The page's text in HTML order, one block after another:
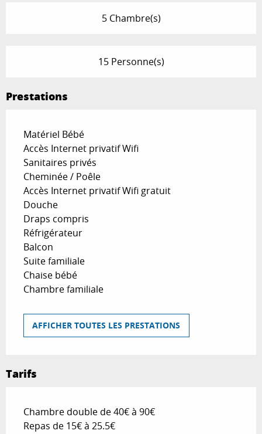
5 Chambre(s)
15 Personne(s)
Prestations
Matériel Bébé
Accès Internet privatif Wifi
Sanitaires privés
Cheminée / Poêle
Accès Internet privatif Wifi gratuit
Douche
Draps compris
Réfrigérateur
Balcon
Suite familiale
Chaise bébé
Chambre familiale
AFFICHER TOUTES LES PRESTATIONS
Tarifs
Chambre double de 40€ à 90€
Repas de 15€ à 25.5€